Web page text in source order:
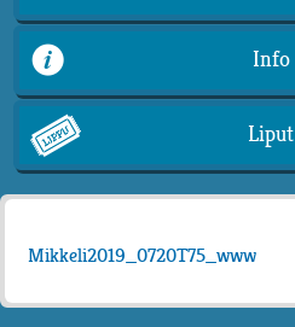
Info
Liput
Mikkeli2019_0720T75_www